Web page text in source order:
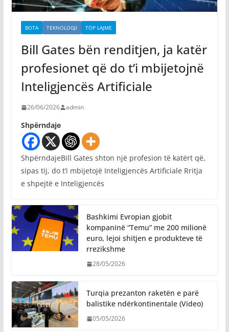
BOTA TEKNOLOGJI TOP LAJME
Bill Gates bën renditjen, ja katër
profesionet që do t’i mbijetojnë
Inteligjencës Artificiale
26/06/2026 admin
Shpërndaje
ShpërndajeBill Gates shton një profesion të katërt që,
sipas tij, do t’i mbijetojë Inteligjencës Artificiale Rritja
e shpejtë e Inteligjencës
Bashkimi Evropian gjobit
kompaninë “Temu” me 200 milionë
euro, lejoi shitjen e produkteve të
rrezikshme
28/05/2026
Turqia prezanton raketën e parë
balistike ndërkontinentale (Video)
05/05/2026